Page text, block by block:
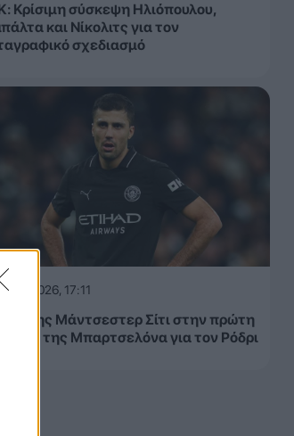
Κρίσιμη σύσκεψη Ηλιόπουλου,
και Νίκολιτς για τον
σχεδιασμό
07.08.2026, 17:11
της Μάντσεστερ Σίτι στην πρώτη
της Μπαρτσελόνα για τον Ρόδρι